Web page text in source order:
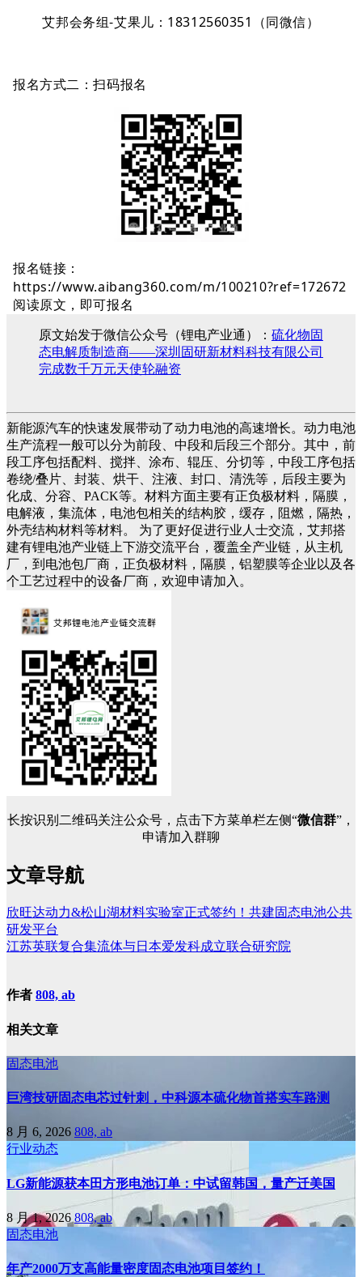
艾邦会务组-艾果儿：18312560351（同微信）
报名方式二：扫码报名
报名链接：
https://www.aibang360.com/m/100210?ref=172672
阅读原文，即可报名
原文始发于微信公众号（锂电产业通）： 硫化物固
态电解质制造商——深圳固研新材料科技有限公司
完成数千万元天使轮融资
新能源汽车的快速发展带动了动力电池的高速增长。动力电池
生产流程一般可以分为前段、中段和后段三个部分。其中，前
段工序包括配料、搅拌、涂布、辊压、分切等，中段工序包括
卷绕/叠片、封装、烘干、注液、封口、清洗等，后段主要为
化成、分容、PACK等。材料方面主要有正负极材料，隔膜，
电解液，集流体，电池包相关的结构胶，缓存，阻燃，隔热，
外壳结构材料等材料。 为了更好促进行业人士交流，艾邦搭
建有锂电池产业链上下游交流平台，覆盖全产业链，从主机
厂，到电池包厂商，正负极材料，隔膜，铝塑膜等企业以及各
个工艺过程中的设备厂商，欢迎申请加入。
长按识别二维码关注公众号，点击下方菜单栏左侧“微信群”，
申请加入群聊
文章导航
欣旺达动力&松山湖材料实验室正式签约！共建固态电池公共
研发平台
江苏英联复合集流体与日本爱发科成立联合研究院
作者 808, ab
相关文章
固态电池
巨湾技研固态电芯过针刺，中科源本硫化物首搭实车路测
8 月 6, 2026 808, ab
行业动态
LG新能源获本田方形电池订单：中试留韩国，量产迁美国
8 月 1, 2026 808, ab
固态电池
年产2000万支高能量密度固态电池项目签约！